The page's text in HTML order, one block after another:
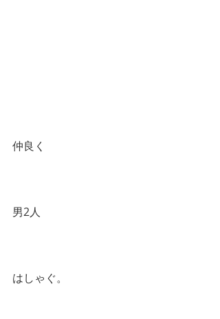
仲良く
男2人
はしゃぐ。